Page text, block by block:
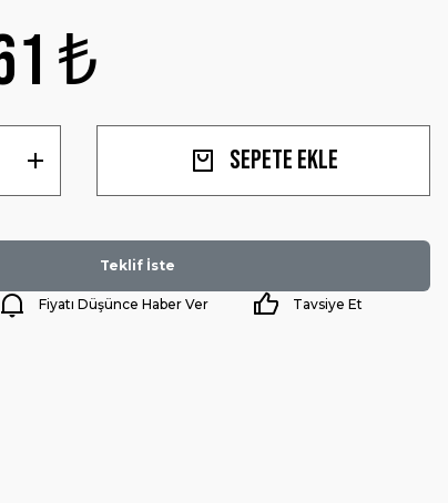
₺
Sepete Ekle
Teklif İste
Fiyatı Düşünce Haber Ver Tavsiye Et